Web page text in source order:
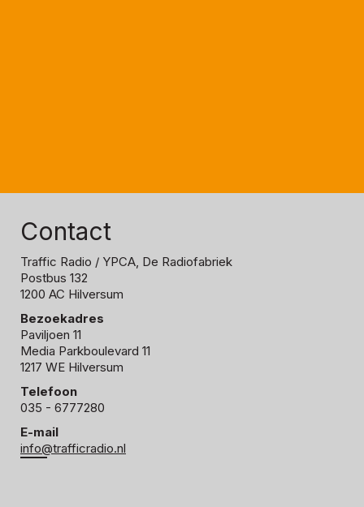
Contact
Traffic Radio / YPCA, De Radiofabriek
Postbus 132
1200 AC Hilversum
Bezoekadres
Paviljoen 11
Media Parkboulevard 11
1217 WE Hilversum
Telefoon
035 - 6777280
E-mail
info@trafficradio.nl